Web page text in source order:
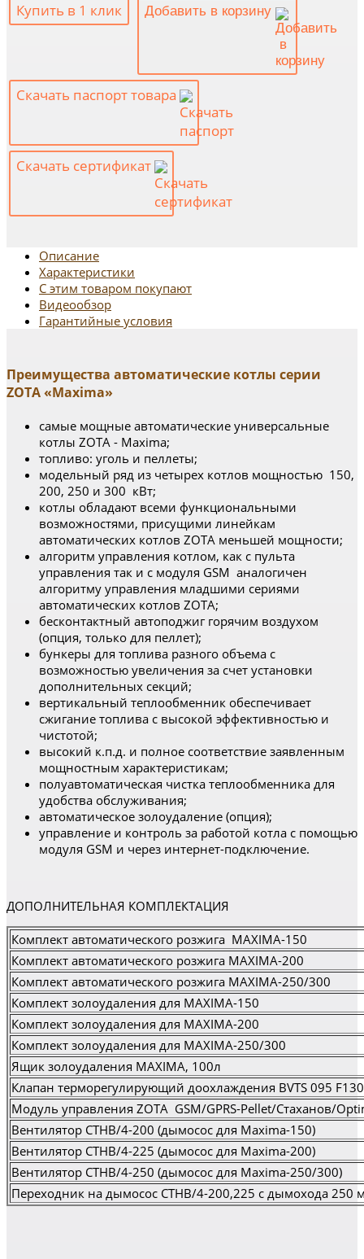
Купить в 1 клик Добавить в корзину
Скачать паспорт товара
Скачать сертификат
Описание
Характеристики
С этим товаром покупают
Видеообзор
Гарантийные условия
Преимущества автоматические котлы серии
ZOTA «Maxima»
самые мощные автоматические универсальные
котлы ZOTA - Maxima;
топливо: уголь и пеллеты;
модельный ряд из четырех котлов мощностью 150,
200, 250 и 300 кВт;
котлы обладают всеми функциональными
возможностями, присущими линейкам
автоматических котлов ZOTA меньшей мощности;
алгоритм управления котлом, как с пульта
управления так и с модуля GSM аналогичен
алгоритму управления младшими сериями
автоматических котлов ZOTA;
бесконтактный автоподжиг горячим воздухом
(опция, только для пеллет);
бункеры для топлива разного объема с
возможностью увеличения за счет установки
дополнительных секций;
вертикальный теплообменник обеспечивает
сжигание топлива с высокой эффективностью и
чистотой;
высокий к.п.д. и полное соответствие заявленным
мощностным характеристикам;
полуавтоматическая чистка теплообменника для
удобства обслуживания;
автоматическое золоудаление (опция);
управление и контроль за работой котла с помощью
модуля GSM и через интернет-подключение.
ДОПОЛНИТЕЛЬНАЯ КОМПЛЕКТАЦИЯ
Комплект автоматического розжига MAXIMA-150
Комплект автоматического розжига MAXIMA-200
Комплект автоматического розжига MAXIMA-250/300
Комплект золоудаления для MAXIMA-150
Комплект золоудаления для MAXIMA-200
Комплект золоудаления для MAXIMA-250/300
Ящик золоудаления MAXIMA, 100л
Клапан терморегулирующий доохлаждения BVTS 095
Модуль управления ZOTA GSM/GPRS-Pellet/Стаханов/
Вентилятор СТНВ/4-200 (дымосос для Maxima-150)
Вентилятор СТНВ/4-225 (дымосос для Maxima-200)
Вентилятор СТНВ/4-250 (дымосос для Maxima-250/300)
Переходник на дымосос СТНВ/4-200,225 с дымохода 250